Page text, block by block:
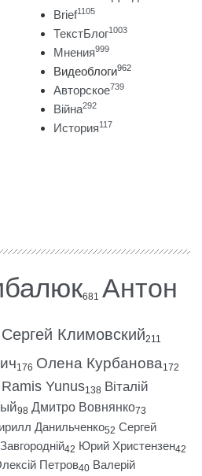
Brief1105
ТекстБлог1003
Мнения999
Видеоблоги962
Авторское739
Війна292
История117
681 Антон
Сергей Климовский211
176 Олена Курбанова172
Ramis Yunus138 Віталій
98 Дмитро Вовнянко73
Данильченко52 Сергей
42 Юрий Христензен42
Петров40 Валерій